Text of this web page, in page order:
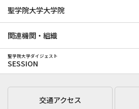
聖学院大学大学院
関連機関・組織
聖学院大学ダイジェスト
SESSION
交通アクセス